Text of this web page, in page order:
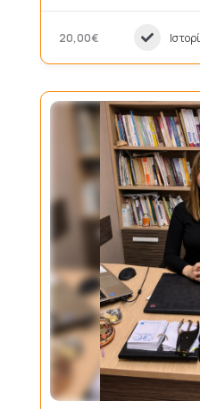
20,00€